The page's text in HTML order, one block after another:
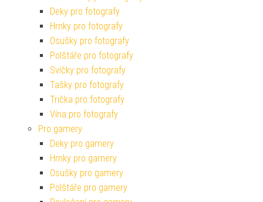
Deky pro fotografy
Hrnky pro fotografy
Osušky pro fotografy
Polštáře pro fotografy
Svíčky pro fotografy
Tašky pro fotografy
Trička pro fotografy
Vína pro fotografy
Pro gamery
Deky pro gamery
Hrnky pro gamery
Osušky pro gamery
Polštáře pro gamery